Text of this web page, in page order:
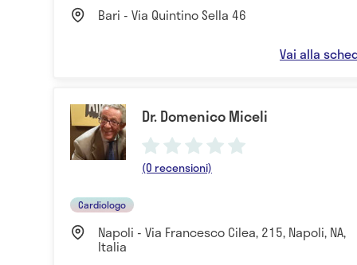
Bari - Via Quintino Sella 46
Vai alla
Dr. Domenico Miceli
(0 recensioni)
Cardiologo
Napoli - Via Francesco Cilea, 215, Napoli, NA,
Italia